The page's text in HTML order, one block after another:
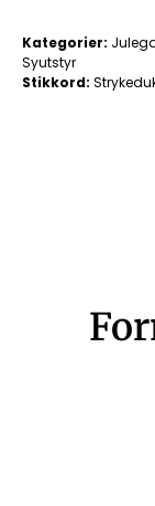
Kategorier:
Syutstyr
Stikkord: